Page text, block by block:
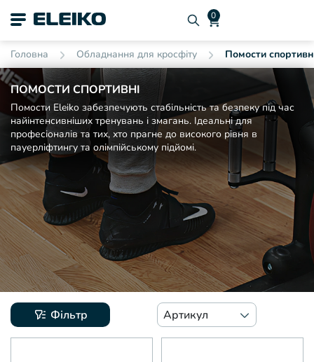
Головна Обладнання для кросфіту Помости
ПОМОСТИ СПОРТИВНІ
Помости Eleiko забезпечують стабільність та безпеку під час
найінтенсивніших тренувань і змагань. Ідеальні для
професіоналів та тих, хто прагне до високого рівня в
пауерліфтингу та олімпійському підйомі.
Фільтр Артикул